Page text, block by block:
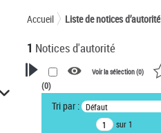
Accueil Liste de notices d’autorité
1 Notices d'autorité
VOTRE RECHERCHE
Recherche avancée dans les
notices d’autorité
Voir la sélection (0)
(0)
Tri par : Défaut
sur 1